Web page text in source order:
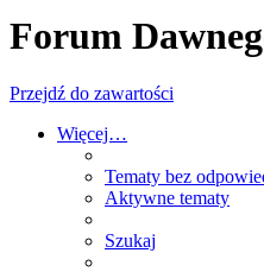
Forum
Przejdź do zawartości
Więcej…
Tematy bez
Aktywne tematy
Szukaj